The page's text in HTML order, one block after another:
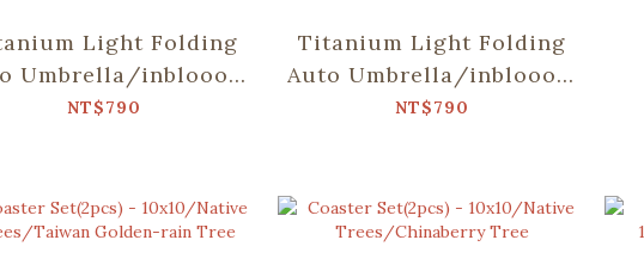
Light Folding
Umbrella/inblooom
x OMBRA/Native
NT$790
Titanium Light Folding
Auto Umbrella/inblooom
x OMBRA/Chirps of the
NT$790